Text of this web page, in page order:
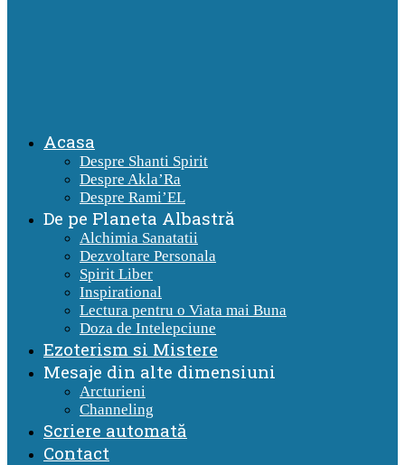
Acasa
Despre Shanti Spirit
Despre Akla’Ra
Despre Rami’EL
De pe Planeta Albastră
Alchimia Sanatatii
Dezvoltare Personala
Spirit Liber
Inspirational
Lectura pentru o Viata mai Buna
Doza de Intelepciune
Ezoterism si Mistere
Mesaje din alte dimensiuni
Arcturieni
Channeling
Scriere automată
Contact